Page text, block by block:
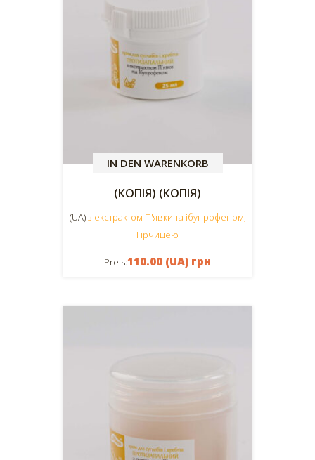
IN DEN WARENKORB
(КОПІЯ) (КОПІЯ)
(UA)з екстрактом П'явки та ібупрофеном,
Гірчицею
Preis:110.00 (UA) грн